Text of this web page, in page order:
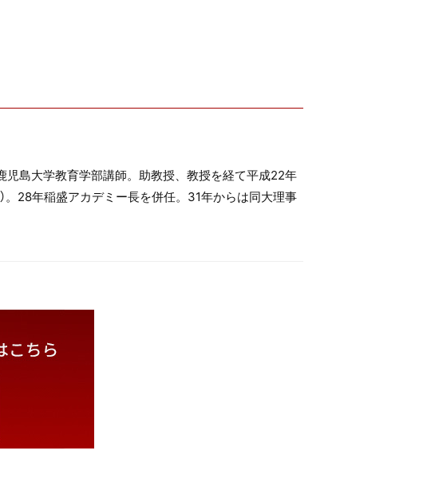
島大学教育学部講師。助教授、教授を経て平成22年
。28年稲盛アカデミー長を併任。31年からは同大理事